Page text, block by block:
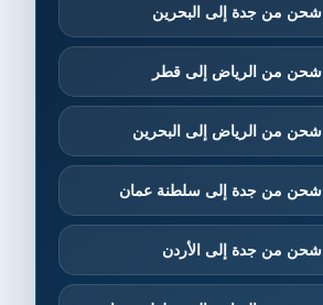
شحن من جدة إلى البحرين
شحن من الرياض إلى قطر
شحن من الرياض إلى البحرين
شحن من جدة إلى سلطنة عمان
شحن من جدة إلى الأردن